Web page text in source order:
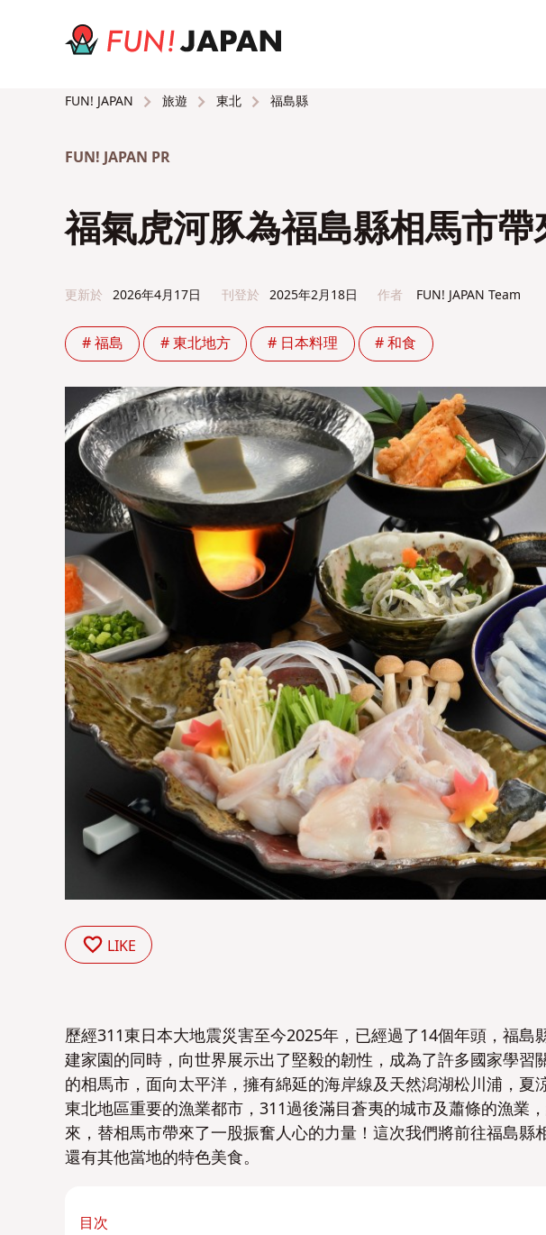
FUN! JAPAN 旅遊 東北 福島縣
FUN! JAPAN PR
福氣虎河豚為福島縣相馬市
更新於 2026年4月17日 刊登於 2025年2月18日 作者 FUN! JAPAN Team
# 福島 # 東北地方 # 日本料理 # 和食
LIKE
歷經311東日本大地震災害至今2025年，已經過了14個年頭，福
建家園的同時，向世界展示出了堅毅的韌性，成為了許多國家學
的相馬市，面向太平洋，擁有綿延的海岸線及天然潟湖松川浦，
東北地區重要的漁業都市，311過後滿目蒼夷的城市及蕭條的漁業
來，替相馬市帶來了一股振奮人心的力量！這次我們將前往福島
還有其他當地的特色美食。
目次